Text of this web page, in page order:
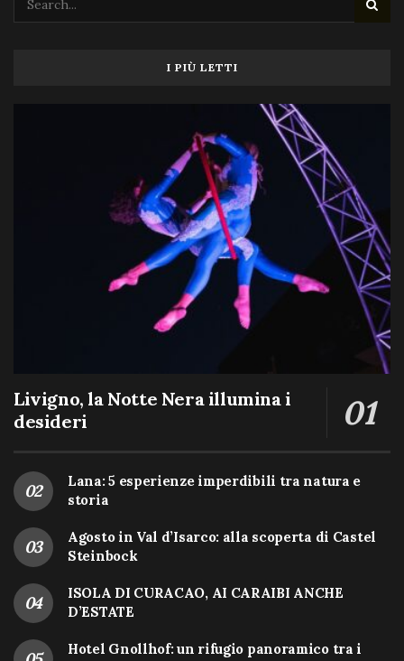
I PIÙ LETTI
Livigno, la Notte Nera illumina i
desideri
Lana: 5 esperienze imperdibili tra natura e
storia
Agosto in Val d’Isarco: alla scoperta di Castel
Steinbock
ISOLA DI CURACAO, AI CARAIBI ANCHE
D’ESTATE
Hotel Gnollhof: un rifugio panoramico tra i